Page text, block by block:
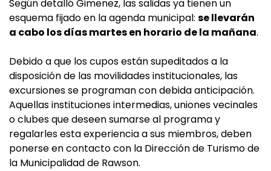
Según detalló Gimenez, las salidas ya tienen un
esquema fijado en la agenda municipal: se llevarán
a cabo los días martes en horario de la mañana.
Debido a que los cupos están supeditados a la
disposición de las movilidades institucionales, las
excursiones se programan con debida anticipación.
Aquellas instituciones intermedias, uniones vecinales
o clubes que deseen sumarse al programa y
regalarles esta experiencia a sus miembros, deben
ponerse en contacto con la Dirección de Turismo de
la Municipalidad de Rawson.